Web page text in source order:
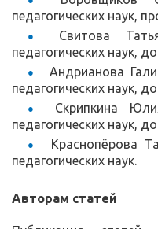
педагогических наук,
Свитова
педагогических наук,
Андрианова
педагогических наук,
Скрипкина
педагогических наук,
Краснопёрова
педагогических наук.
Авторам статей